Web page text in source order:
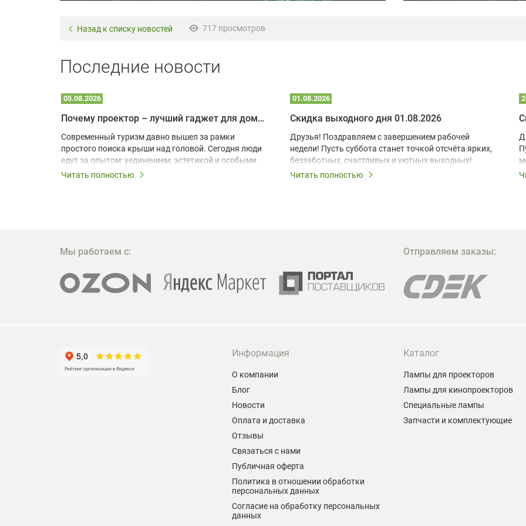
Назад к списку новостей 717 просмотров
Последние новости
05.08.2026
Почему проектор – лучший гаджет для домика в глэмпинге
Современный туризм давно вышел за рамки
простого поиска крыши над головой. Сегодня люди
едут за опытом: уединением, эстетикой и особыми
ощущениями. Владельцы A-frame домов,
эффективных и бюджетных способов стать
проектора.
Читать полностью
01.08.2026
Скидка выходного дня 01.08.2026
Друзья! Поздравляем с завершением рабочей
недели! Пусть суббота станет точкой отсчёта ярких,
беззаботных, счастливых и уютных выходных!
Читать полностью
Мы работаем с: Отправляем заказы:
Информация
О компании
Блог
Новости
Оплата и доставка
Отзывы
Связаться с нами
Публичная оферта
Политика в отношении обработки
персональных данных
Согласие на обработку персональных
данных
Каталог
Лампы для проекторов
Лампы для кинопроекторов
Специальные лампы
Запчасти и комплектующие